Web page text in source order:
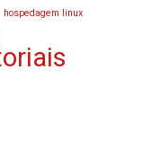
hospedagem linux